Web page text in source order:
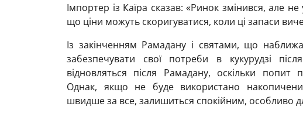
Імпортер із Каїра сказав: «Ринок змінився, але
що ціни можуть скоригуватися, коли ці запаси
Із закінченням Рамадану і святами, що
забезпечувати свої потреби в кукурудзі
відновляться після Рамадану, оскільки попит
Однак, якщо не буде використано
швидше за все, залишиться спокійним, особливо